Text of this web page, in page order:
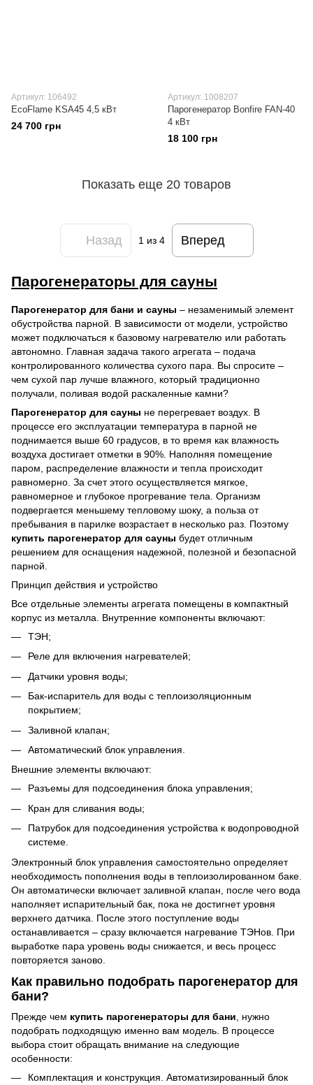
Артикул: 106492
EcoFlame KSA45 4,5 кВт
24 700 грн
Артикул: 1008207
Парогенератор Bonfire FAN-40
4 кВт
18 100 грн
Показать еще 20 товаров
Назад 1 из 4 Вперед
Парогенераторы для сауны
Парогенератор для бани и сауны – незаменимый элемент
обустройства парной. В зависимости от модели, устройство
может подключаться к базовому нагревателю или работать
автономно. Главная задача такого агрегата – подача
контролированного количества сухого пара. Вы спросите –
чем сухой пар лучше влажного, который традиционно
получали, поливая водой раскаленные камни?
Парогенератор для сауны не перегревает воздух. В
процессе его эксплуатации температура в парной не
поднимается выше 60 градусов, в то время как влажность
воздуха достигает отметки в 90%. Наполняя помещение
паром, распределение влажности и тепла происходит
равномерно. За счет этого осуществляется мягкое,
равномерное и глубокое прогревание тела. Организм
подвергается меньшему тепловому шоку, а польза от
пребывания в парилке возрастает в несколько раз. Поэтому
купить парогенератор для сауны будет отличным
решением для оснащения надежной, полезной и безопасной
парной.
Принцип действия и устройство
Все отдельные элементы агрегата помещены в компактный
корпус из металла. Внутренние компоненты включают:
ТЭН;
Реле для включения нагревателей;
Датчики уровня воды;
Бак-испаритель для воды с теплоизоляционным
покрытием;
Заливной клапан;
Автоматический блок управления.
Внешние элементы включают:
Разъемы для подсоединения блока управления;
Кран для сливания воды;
Патрубок для подсоединения устройства к водопроводной
системе.
Электронный блок управления самостоятельно определяет
необходимость пополнения воды в теплоизолированном баке.
Он автоматически включает заливной клапан, после чего вода
наполняет испарительный бак, пока не достигнет уровня
верхнего датчика. После этого поступление воды
останавливается – сразу включается нагревание ТЭНов. При
выработке пара уровень воды снижается, и весь процесс
повторяется заново.
Как правильно подобрать парогенератор для
бани?
Прежде чем купить парогенераторы для бани , нужно
подобрать подходящую именно вам модель. В процессе
выбора стоит обращать внимание на следующие
особенности:
Комплектация и конструкция. Автоматизированный блок